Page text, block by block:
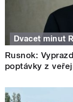
Dvacet minut
Rusnok:
poptávky z